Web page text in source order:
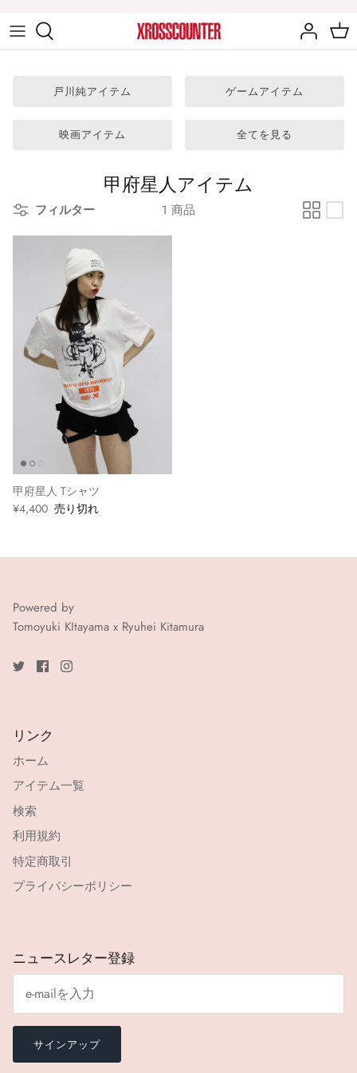
キ
ッ
ゲームアイテム
ジェットコースターアイテム
童夢・零アイテム
甲府星人アイテム
辻秀輝アイテム
戸川純アイテム ゲームアイテム
映画アイテム 全てを見る
甲府星人アイテム
フィルター 1 商品
甲府星人 Tシャツ
¥4,400 売り切れ
Powered by
Tomoyuki KItayama x Ryuhei Kitamura
リンク
ホーム
アイテム一覧
検索
利用規約
特定商取引
プライバシーポリシー
ニュースレター登録
サインアップ